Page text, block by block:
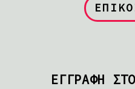
ΕΓΓΡΑΦΗ ΣΤΟ